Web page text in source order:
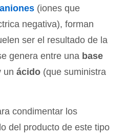
aniones (iones que
negativa), forman
ser el resultado de la
genera entre una base
un ácido (que suministra
condimentar los
del producto de este tipo